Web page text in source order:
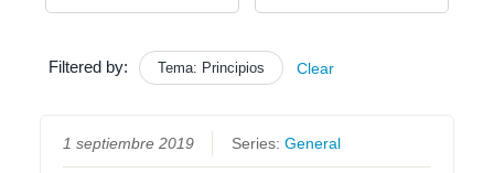
Filtered by: Tema: Principios Clear
1 septiembre 2019 Series:General